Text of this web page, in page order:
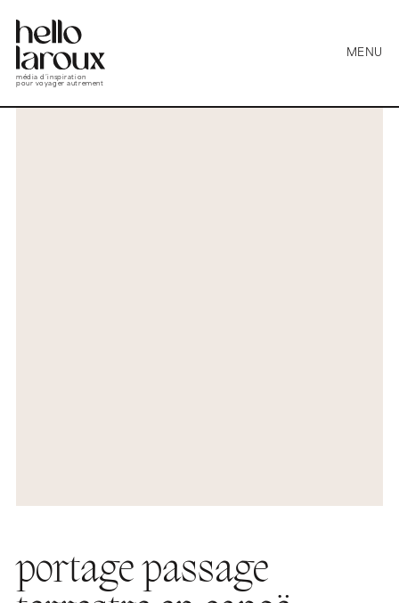
média d’inspiration
pour voyager autrement
MENU
portage passage